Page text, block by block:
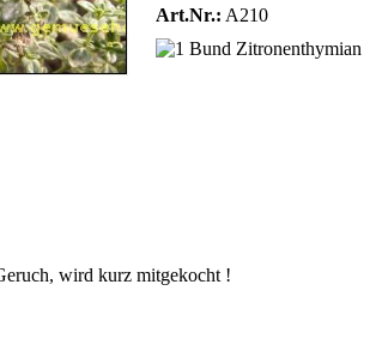
Art.Nr.: A210
wird kurz mitgekocht !